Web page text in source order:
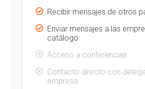
Recibir mensajes de otros
Enviar mensajes a las
catálogo
Acceso a conferencias
Contacto directo con
empresa